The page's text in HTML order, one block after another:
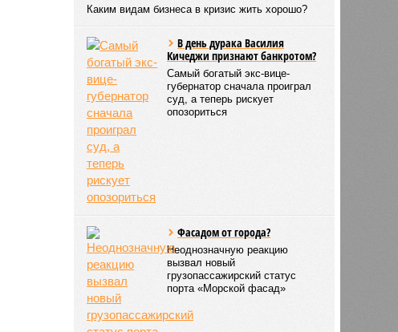
Каким видам бизнеса в кризис жить хорошо?
В день дурака Василия
Кичеджи признают банкротом?
Cамый богатый экс-вице-
губернатор сначала проиграл
суд, а теперь рискует
опозориться
Фасадом от города?
Неоднозначную реакцию
вызвал новый
грузопассажирский статус
порта «Морской фасад»